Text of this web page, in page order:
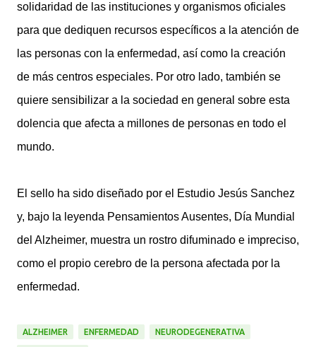
solidaridad de las instituciones y organismos oficiales
para que dediquen recursos específicos a la atención de
las personas con la enfermedad, así como la creación
de más centros especiales. Por otro lado, también se
quiere sensibilizar a la sociedad en general sobre esta
dolencia que afecta a millones de personas en todo el
mundo.
El sello ha sido diseñado por el Estudio Jesús Sanchez
y, bajo la leyenda Pensamientos Ausentes, Día Mundial
del Alzheimer, muestra un rostro difuminado e impreciso,
como el propio cerebro de la persona afectada por la
enfermedad.
ALZHEIMER ENFERMEDAD NEURODEGENERATIVA